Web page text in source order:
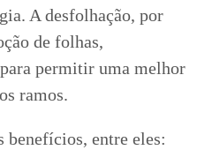
A desfolhação, por
de folhas,
permitir uma melhor
ramos.
benefícios, entre eles: